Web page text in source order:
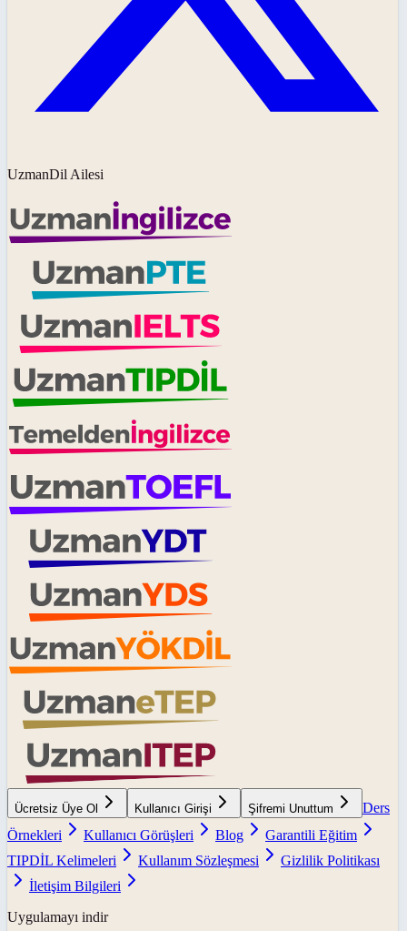
UzmanDil Ailesi
Ücretsiz Üye Ol Kullanıcı Girişi Şifremi Unuttum
Ders
Örnekleri
Kullanıcı Görüşleri Blog
Garantili Eğitim
TIPDİL Kelimeleri
Kullanım Sözleşmesi
Gizlilik Politikası
İletişim Bilgileri
Uygulamayı indir